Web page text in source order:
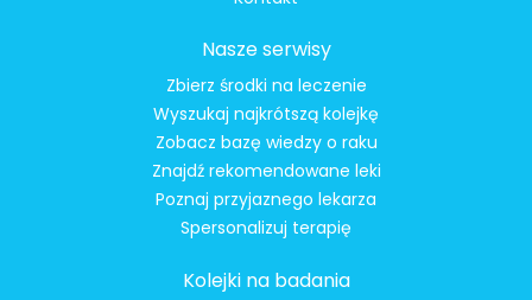
Nasze serwisy
Zbierz środki na leczenie
Wyszukaj najkrótszą kolejkę
Zobacz bazę wiedzy o raku
Znajdź rekomendowane leki
Poznaj przyjaznego lekarza
Spersonalizuj terapię
Kolejki na badania